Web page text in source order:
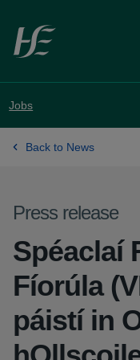
Skip to main content
Jobs
Back to News
Press release
Spéaclaí
Fíorúla
páistí in